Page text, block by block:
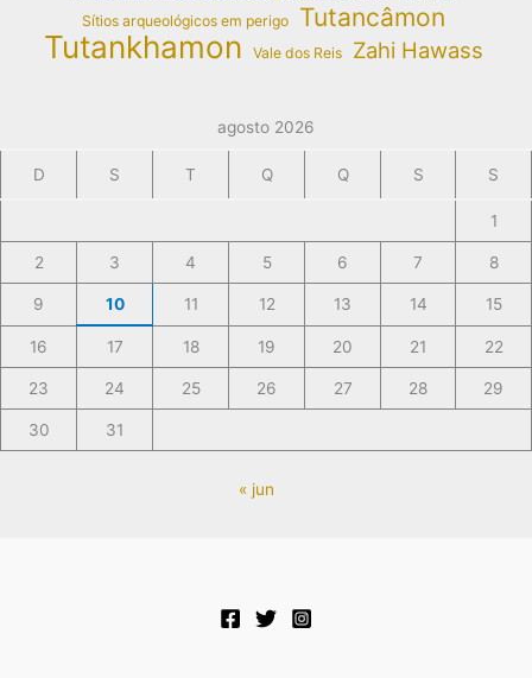
Sítios arqueológicos em perigo
Tutancâmon
Tutankhamon Vale dos Reis Zahi Hawass
agosto 2026
D S T Q Q S S
1
2 3 4 5 6 7 8
9 10 11 12 13 14 15
16 17 18 19 20 21 22
23 24 25 26 27 28 29
30 31
« jun